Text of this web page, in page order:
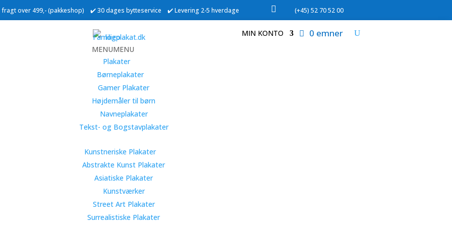
fragt over 499,- (pakkeshop) ✔️ 30 dages bytteservice ✔️ Levering 2-5 hverdage  (+45) 52 70 52 00
MIN KONTO 0 emner
MENUMENU
Plakater
Børneplakater
Gamer Plakater
Højdemåler til børn
Navneplakater
Tekst- og Bogstavplakater
Kunstneriske Plakater
Abstrakte Kunst Plakater
Asiatiske Plakater
Kunstværker
Street Art Plakater
Surrealistiske Plakater